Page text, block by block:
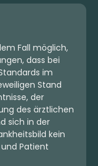
Fall möglich,
dass bei
im
Stand
der
des ärztlichen
sich in der
kein
Patient